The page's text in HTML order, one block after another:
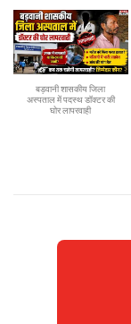
बड़वानी शासकीय जिला
अस्पताल में पदस्थ डॉक्टर की
घोर लापरवाही